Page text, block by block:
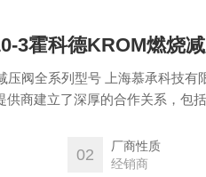
3霍科德KROM燃烧
压阀全系列型号 上海慕承科技有
供商建立了深厚的合作关系，包
02
厂商性质
经销商